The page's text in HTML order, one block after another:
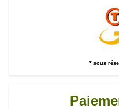
* sous